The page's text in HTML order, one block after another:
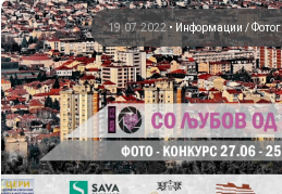
19.07.2022 • Информации